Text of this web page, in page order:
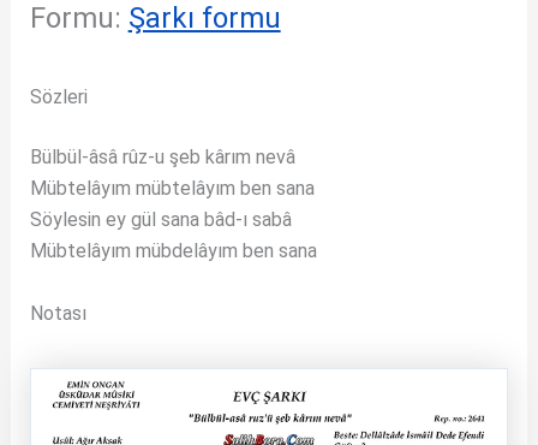
Formu: Şarkı formu
Sözleri
Bülbül-âsâ rûz-u şeb kârım nevâ
Mübtelâyım mübtelâyım ben sana
Söylesin ey gül sana bâd-ı sabâ
Mübtelâyım mübdelâyım ben sana
Notası